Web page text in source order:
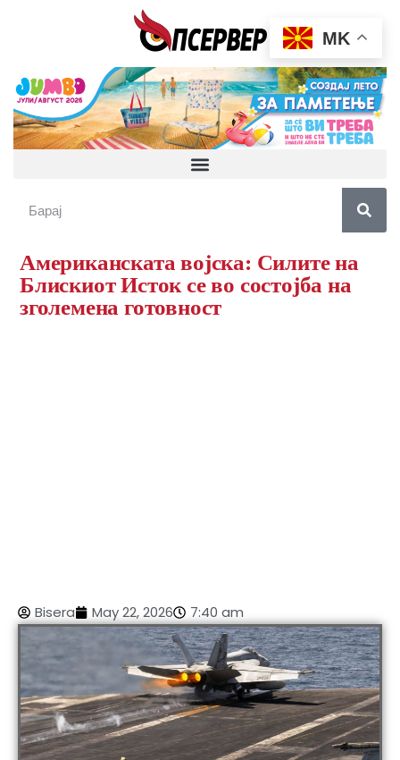
Американската војска: Силите на
Блискиот Исток се во состојба на
зголемена готовност
Bisera May 22, 2026 7:40 am
MK